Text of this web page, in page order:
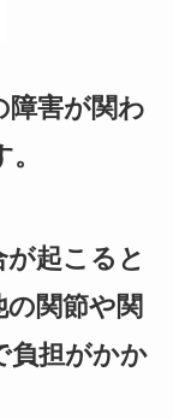
障害が関わ
起こると
関節や関
負担がかか